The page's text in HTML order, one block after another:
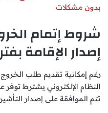
بدون مشكلات
شروط إتمام
إصدار الإقامة
رغم إمكانية تقديم طلب الخروج
النظام الإلكتروني يشترط
تتم الموافقة على إصدار